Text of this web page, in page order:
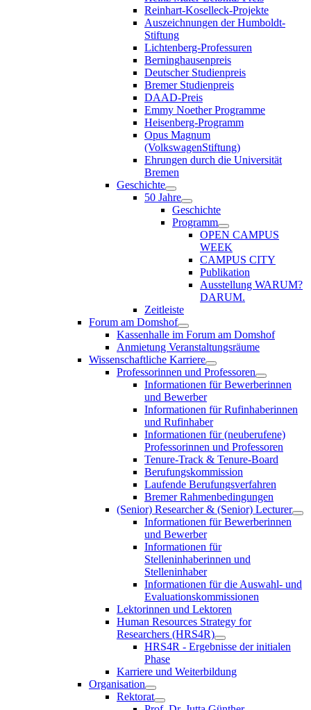
Reinhart-Koselleck-Projekte
Auszeichnungen der Humboldt-
Stiftung
Lichtenberg-Professuren
Berninghausenpreis
Deutscher Studienpreis
Bremer Studienpreis
DAAD-Preis
Emmy Noether Programme
Heisenberg-Programm
Opus Magnum
(VolkswagenStiftung)
Ehrungen durch die Universität
Bremen
Geschichte
50 Jahre
Geschichte
Programm
OPEN CAMPUS
WEEK
CAMPUS CITY
Publikation
Ausstellung WARUM?
DARUM.
Zeitleiste
Forum am Domshof
Kassenhalle im Forum am Domshof
Anmietung Veranstaltungsräume
Wissenschaftliche Karriere
Professorinnen und Professoren
Informationen für Bewerberinnen
und Bewerber
Informationen für Rufinhaberinnen
und Rufinhaber
Informationen für (neuberufene)
Professorinnen und Professoren
Tenure-Track & Tenure-Board
Berufungskommission
Laufende Berufungsverfahren
Bremer Rahmenbedingungen
(Senior) Researcher & (Senior) Lecturer
Informationen für Bewerberinnen
und Bewerber
Informationen für
Stelleninhaberinnen und
Stelleninhaber
Informationen für die Auswahl- und
Evaluationskommissionen
Lektorinnen und Lektoren
Human Resources Strategy for
Researchers (HRS4R)
HRS4R - Ergebnisse der initialen
Phase
Karriere und Weiterbildung
Organisation
Rektorat